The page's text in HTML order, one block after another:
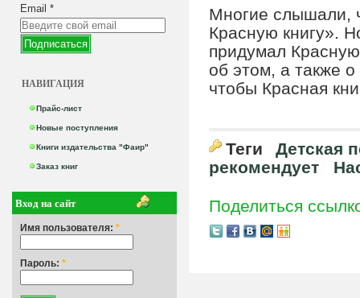
Email *
НАВИГАЦИЯ
Прайс-лист
Новые поступления
Книги издательства "Фаир"
Заказ книг
Вход на сайт
Имя пользователя: *
Пароль: *
Многие слышали,
Красную книгу».
придумал
об этом, а также
чтобы Красная
Теги
Детская
рекомендует
Поделиться